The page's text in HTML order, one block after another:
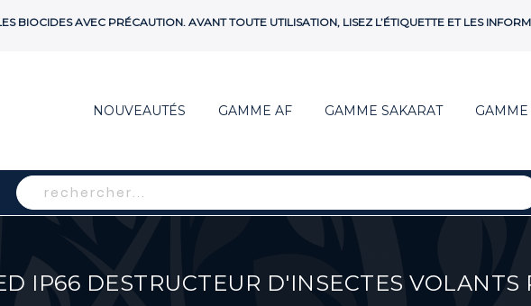
BIOCIDES AVEC PRÉCAUTION. AVANT TOUTE UTILISATION, LISEZ L’ÉTIQUETTE ET LES
NOUVEAUTÉS GAMME AF GAMME SAKARAT GAMME
Rechercher
IP66 DESTRUCTEUR D'INSECTES VOLANTS